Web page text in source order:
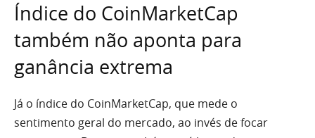
Índice do CoinMarketCap
também não aponta para
ganância extrema
Já o índice do CoinMarketCap, que mede o
sentimento geral do mercado, ao invés de focar